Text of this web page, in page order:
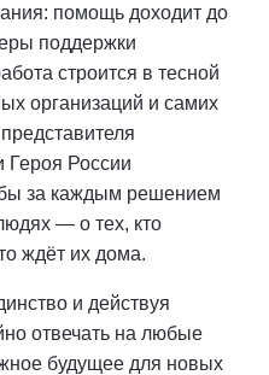
помощь доходит до
поддержки
строится в тесной
организаций и самих
Героя России
за каждым решением
— о тех, кто
ждёт их дома.
и действуя
отвечать на любые
будущее для новых